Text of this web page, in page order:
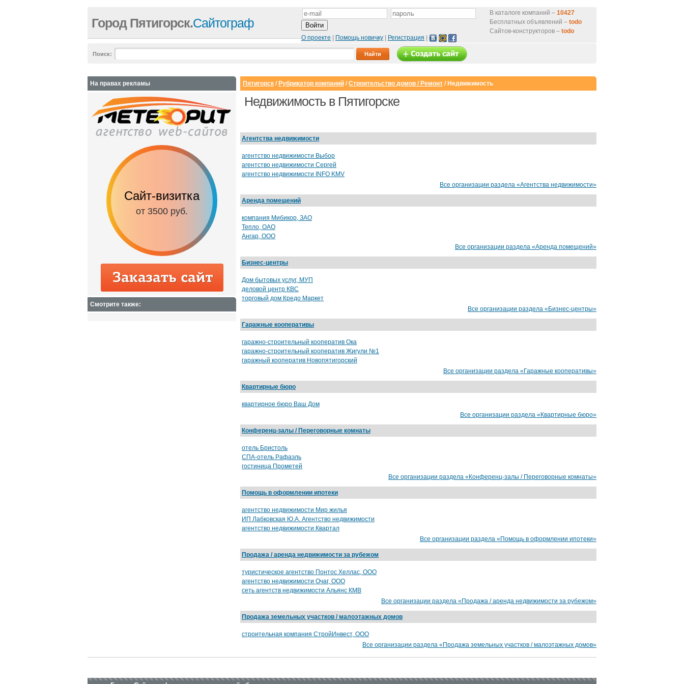
В каталоге компаний – 10427
Бесплатных объявлений – todo
Сайтов-конструкторов – todo
О проекте
Помощь новичку Регистрация
Город Пятигорск.Сайтограф
Поиск:
Пятигорск / Рубрикатор компаний / Строительство домов / Ремонт / Недвижимость
Недвижимость в Пятигорске
Агентства недвижимости
агентство недвижимости Выбор
агентство недвижимости Сергей
агентство недвижимости INFO KMV
Все организации раздела «Агентства недвижимости»
Аренда помещений
компания Мибикор, ЗАО
Тепло, ОАО
Ангар, ООО
Все организации раздела «Аренда помещений»
Бизнес-центры
Дом бытовых услуг, МУП
деловой центр КВС
торговый дом Кредо Маркет
Все организации раздела «Бизнес-центры»
Гаражные кооперативы
гаражно-строительный кооператив Ока
гаражно-строительный кооператив Жигули №1
гаражный кооператив Новопятигорский
Все организации раздела «Гаражные кооперативы»
Квартирные бюро
квартирное бюро Ваш Дом
Все организации раздела «Квартирные бюро»
Конференц-залы / Переговорные комнаты
отель Бристоль
СПА-отель Рафаэль
гостиница Прометей
Все организации раздела «Конференц-залы / Переговорные комнаты»
Помощь в оформлении ипотеки
агентство недвижимости Мир жилья
ИП Лабковская Ю.А. Агентство недвижимости
агентство недвижимости Квартал
Все организации раздела «Помощь в оформлении ипотеки»
Продажа / аренда недвижимости за рубежом
туристическое агентство Понтос Хеллас, ООО
агентство недвижимости Очаг, ООО
сеть агентств недвижимости Альянс КМВ
Все организации раздела «Продажа / аренда недвижимости за рубежом»
Продажа земельных участков / малоэтажных домов
строительная компания СтройИнвест, ООО
Все организации раздела «Продажа земельных участков / малоэтажных домов»
На правах рекламы
Сайт-визитка
от 3500 руб.
Сайт с каталогом
Корпоративный
сайт
Интернет-магазин
Смотрите также: